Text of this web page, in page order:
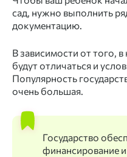
сад, нужно выполнить
документацию.
В зависимости от того,
будут отличаться и
Популярность
очень большая.
Государство
финансирование